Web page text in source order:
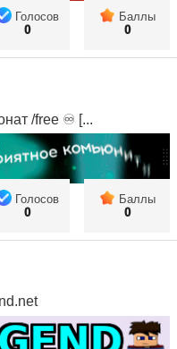
Голосов
0
Баллы
0
/free ♾ [...
Голосов
0
Баллы
0